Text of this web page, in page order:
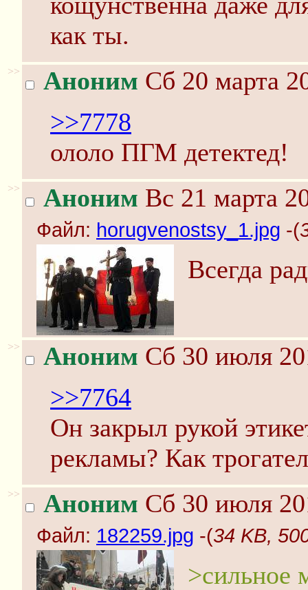
как ты.
>> Аноним Сб 20 марта
>>7778
ололо ПГМ детектед!
>> Аноним Вс 21 марта
Файл: horugvenostsy_1.jpg -(
Всегда
>> Аноним Сб 30 июля
>>7764
Он закрыл рукой
рекламы? Как
>> Аноним Сб 30 июля
Файл: 182259.jpg -(34 KB,
>сильное